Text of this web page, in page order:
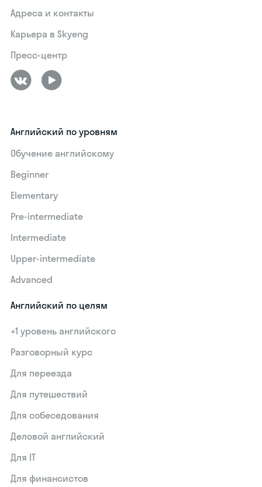
Адреса и контакты
Карьера в Skyeng
Пресс-центр
Английский по уровням
Обучение английскому
Beginner
Elementary
Pre-intermediate
Intermediate
Upper-intermediate
Advanced
Английский по целям
+1 уровень английского
Разговорный курс
Для переезда
Для путешествий
Для собеседования
Деловой английский
Для IT
Для финансистов